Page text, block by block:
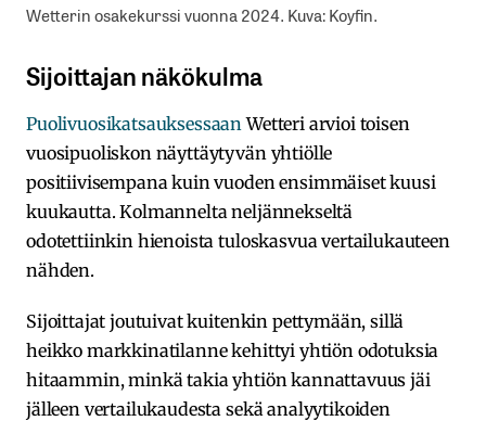
Wetterin osakekurssi vuonna 2024. Kuva: Koyfin.
Sijoittajan näkökulma
Puolivuosikatsauksessaan Wetteri arvioi toisen
vuosipuoliskon näyttäytyvän yhtiölle
positiivisempana kuin vuoden ensimmäiset kuusi
kuukautta. Kolmannelta neljännekseltä
odotettiinkin hienoista tuloskasvua vertailukauteen
nähden.
Sijoittajat joutuivat kuitenkin pettymään, sillä
heikko markkinatilanne kehittyi yhtiön odotuksia
hitaammin, minkä takia yhtiön kannattavuus jäi
jälleen vertailukaudesta sekä analyytikoiden